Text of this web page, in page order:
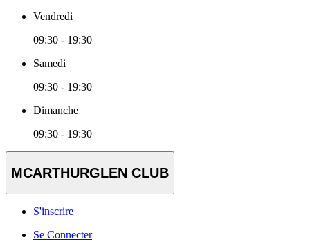
Vendredi
09:30 - 19:30
Samedi
09:30 - 19:30
Dimanche
09:30 - 19:30
MCARTHURGLEN CLUB
S'inscrire
Se Connecter